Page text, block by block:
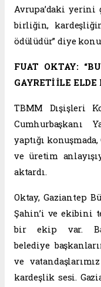
Avrupa’daki yerini
birliğin,
ödülüdür” diye
FUAT OKTAY:
GAYRETİ İLE ELDE
TBMM Dışişleri
Cumhurbaşkanı
yaptığı
ve üretim
aktardı.
Oktay, Gaziantep
Şahin’i ve ekibini
bir ekip var.
belediye
ve
kardeşlik sesi.